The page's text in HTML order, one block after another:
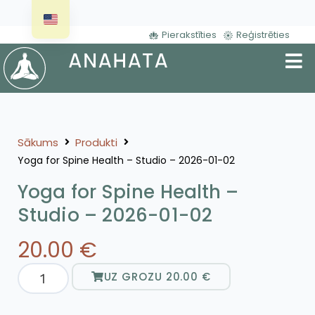
Pierakstīties Reģistrēties
Sākums Produkti
Yoga for Spine Health – Studio – 2026-01-02
Yoga for Spine Health –
Studio – 2026-01-02
20.00 €
UZ GROZU 20.00 €